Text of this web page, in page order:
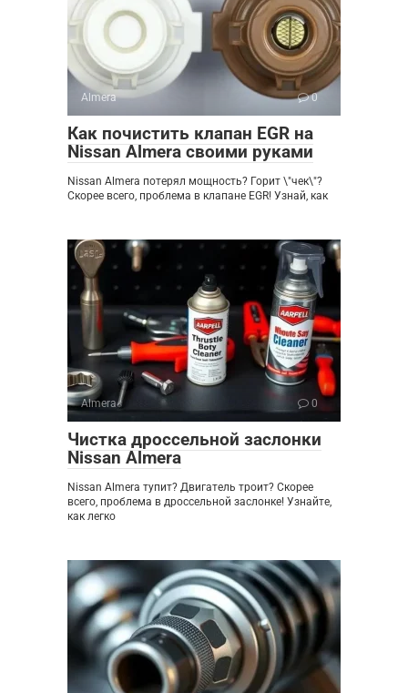
Almera 0
Как почистить клапан EGR на
Nissan Almera своими руками
Nissan Almera потерял мощность? Горит \"чек\"?
Скорее всего, проблема в клапане EGR! Узнай, как
Almera 0
Чистка дроссельной заслонки
Nissan Almera
Nissan Almera тупит? Двигатель троит? Скорее
всего, проблема в дроссельной заслонке! Узнайте,
как легко